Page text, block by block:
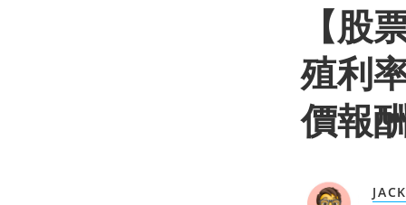
【股
殖利
價報